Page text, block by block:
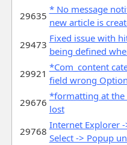
29635
* No message
new article is
29473
Fixed issue with
being defined
29921
*Com_content
field wrong
29676
*formatting at the
lost
29768
Internet Explorer
Select -> Popup